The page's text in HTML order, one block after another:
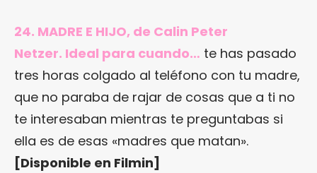
24. MADRE E HIJO, de Calin Peter
Netzer. Ideal para cuando… te has pasado
tres horas colgado al teléfono con tu madre,
que no paraba de rajar de cosas que a ti no
te interesaban mientras te preguntabas si
ella es de esas «madres que matan».
[Disponible en Filmin]